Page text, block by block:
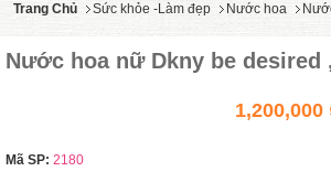
Trang Chủ Sức khỏe -Làm đẹp Nước hoa
Nước hoa nữ Dkny be desired
1,200,000
Mã SP: 2180